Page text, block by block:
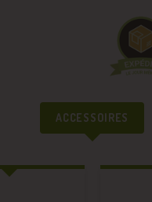
ACCESSOIRES